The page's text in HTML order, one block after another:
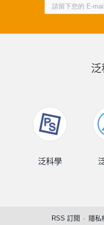
泛
泛科學
RSS 訂閱 隱私